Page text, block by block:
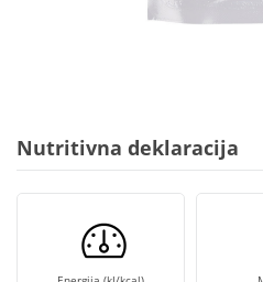
Nutritivna deklaracija